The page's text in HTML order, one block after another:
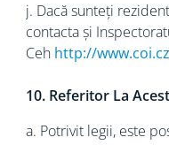
j. Dacă sunteți
contacta și
Ceh http://www.coi.cz
10. Referitor La
a. Potrivit legii, este